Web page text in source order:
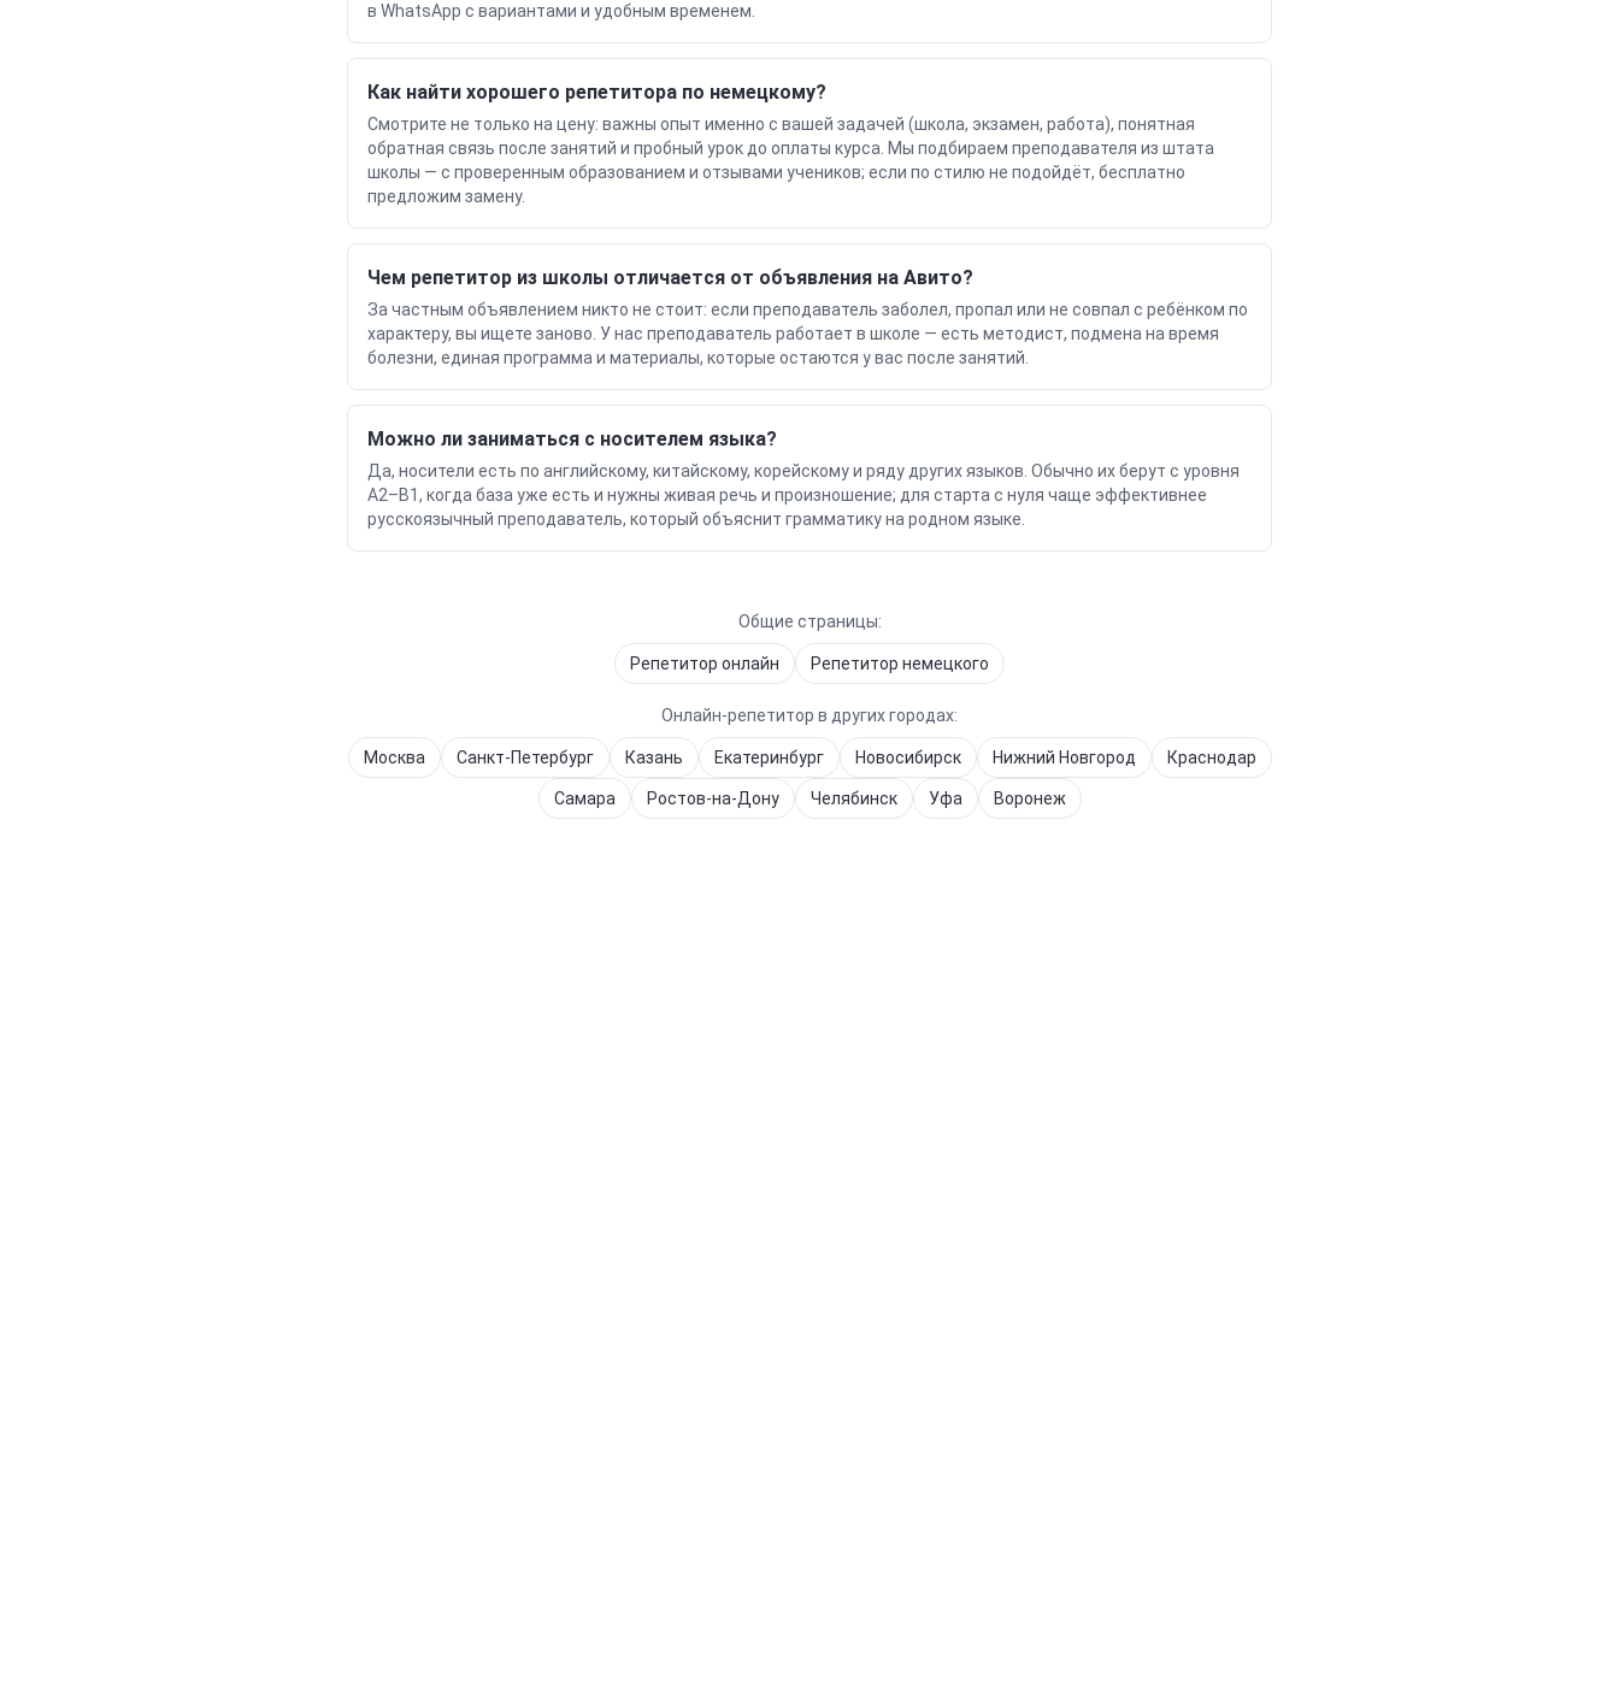
в WhatsApp с вариантами и удобным временем.
Как найти хорошего репетитора по немецкому?
Смотрите не только на цену: важны опыт именно с вашей задачей (школа, экзамен, работа), понятная
обратная связь после занятий и пробный урок до оплаты курса. Мы подбираем преподавателя из штата
школы — с проверенным образованием и отзывами учеников; если по стилю не подойдёт, бесплатно
предложим замену.
Чем репетитор из школы отличается от объявления на Авито?
За частным объявлением никто не стоит: если преподаватель заболел, пропал или не совпал с ребёнком по
характеру, вы ищете заново. У нас преподаватель работает в школе — есть методист, подмена на время
болезни, единая программа и материалы, которые остаются у вас после занятий.
Можно ли заниматься с носителем языка?
Да, носители есть по английскому, китайскому, корейскому и ряду других языков. Обычно их берут с уровня
A2–B1, когда база уже есть и нужны живая речь и произношение; для старта с нуля чаще эффективнее
русскоязычный преподаватель, который объяснит грамматику на родном языке.
Общие страницы:
Репетитор онлайн Репетитор немецкого
Онлайн-репетитор в других городах:
Москва Санкт-Петербург Казань Екатеринбург Новосибирск Нижний Новгород Краснодар
Самара Ростов-на-Дону Челябинск Уфа Воронеж